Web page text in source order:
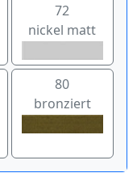
72
nickel matt
80
bronziert